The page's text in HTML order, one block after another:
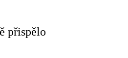
přispělo